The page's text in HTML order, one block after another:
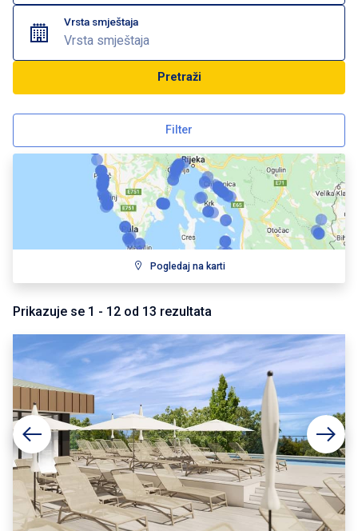
Vrsta smještaja
Vrsta smještaja
Pretraži
Filter
Pogledaj na karti
Prikazuje se 1 - 12 od 13 rezultata